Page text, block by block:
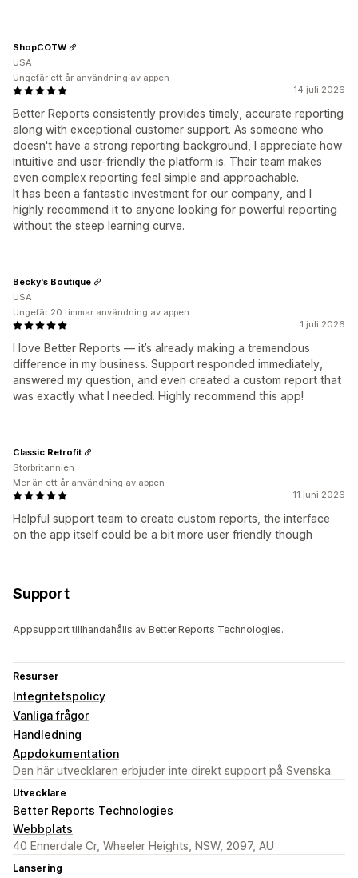
14 juli 2026
Better Reports consistently provides timely, accurate reporting
along with exceptional customer support. As someone who
doesn't have a strong reporting background, I appreciate how
intuitive and user-friendly the platform is. Their team makes
even complex reporting feel simple and approachable.
It has been a fantastic investment for our company, and I
highly recommend it to anyone looking for powerful reporting
without the steep learning curve.
ShopCOTW
USA
Ungefär ett år användning av appen
1 juli 2026
I love Better Reports — it’s already making a tremendous
difference in my business. Support responded immediately,
answered my question, and even created a custom report that
was exactly what I needed. Highly recommend this app!
Becky's Boutique
USA
Ungefär 20 timmar användning av appen
11 juni 2026
Helpful support team to create custom reports, the interface
on the app itself could be a bit more user friendly though
Classic Retrofit
Storbritannien
Mer än ett år användning av appen
Support
Appsupport tillhandahålls av Better Reports Technologies.
Resurser
Integritetspolicy
Vanliga frågor
Handledning
Appdokumentation
Den här utvecklaren erbjuder inte direkt support på Svenska.
Utvecklare
Better Reports Technologies
Webbplats
40 Ennerdale Cr, Wheeler Heights, NSW, 2097, AU
Lansering